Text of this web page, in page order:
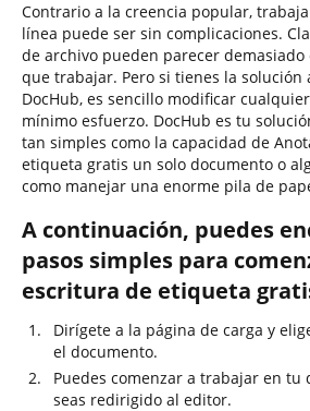
Contrario a la creencia popular,
línea puede ser sin complicaciones.
de archivo pueden parecer demasiado
que trabajar. Pero si tienes la solución
DocHub, es sencillo modificar
mínimo esfuerzo. DocHub es tu
tan simples como la capacidad de
etiqueta gratis un solo documento o
como manejar una enorme pila de
A continuación, puedes
pasos simples para
escritura de etiqueta
Dirígete a la página de carga y
el documento.
Puedes comenzar a trabajar en tu
seas redirigido al editor.